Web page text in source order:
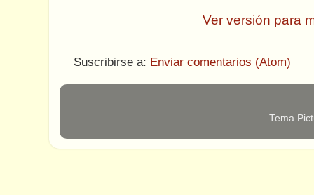
Ver versión para
Suscribirse a: Enviar comentarios (Atom)
Tema